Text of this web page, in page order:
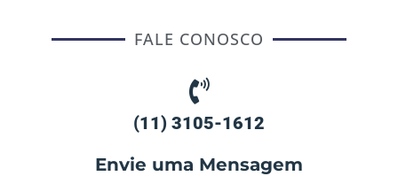
FALE CONOSCO
(11) 3105-1612
Envie uma Mensagem